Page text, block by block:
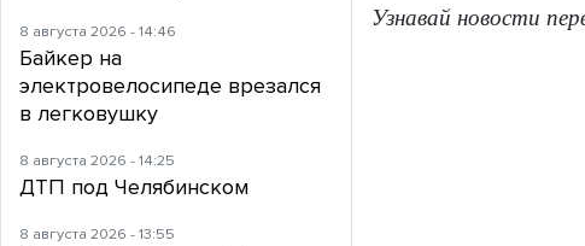
Узнавай новости
8 августа 2026 - 14:46
Байкер на
электровелосипеде врезался
в легковушку
8 августа 2026 - 14:25
ДТП под Челябинском
8 августа 2026 - 13:55